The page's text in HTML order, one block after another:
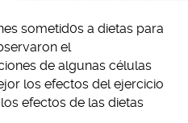
sometid0s a dietas para
el
de algunas células
los efectos del ejercicio
efectos de las dietas